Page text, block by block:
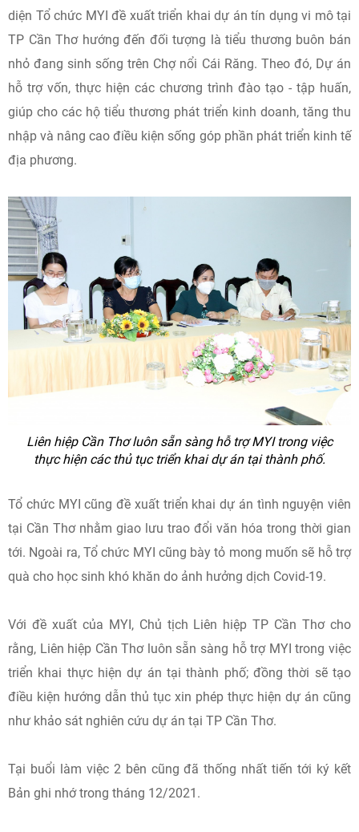
diện Tổ chức MYI đề xuất triển khai dự án tín dụng vi mô tại
TP Cần Thơ hướng đến đối tượng là tiểu thương buôn bán
nhỏ đang sinh sống trên Chợ nổi Cái Răng. Theo đó, Dự án
hỗ trợ vốn, thực hiện các chương trình đào tạo - tập huấn,
giúp cho các hộ tiểu thương phát triển kinh doanh, tăng thu
nhập và nâng cao điều kiện sống góp phần phát triển kinh tế
địa phương.
Liên hiệp Cần Thơ luôn sẵn sàng hỗ trợ MYI trong việc
thực hiện các thủ tục triển khai dự án tại thành phố.
Tổ chức MYI cũng đề xuất triển khai dự án tình nguyện viên
tại Cần Thơ nhằm giao lưu trao đổi văn hóa trong thời gian
tới. Ngoài ra, Tổ chức MYI cũng bày tỏ mong muốn sẽ hỗ trợ
quà cho học sinh khó khăn do ảnh hưởng dịch Covid-19.
Với đề xuất của MYI, Chủ tịch Liên hiệp TP Cần Thơ cho
rằng, Liên hiệp Cần Thơ luôn sẵn sàng hỗ trợ MYI trong việc
triển khai thực hiện dự án tại thành phố; đồng thời sẽ tạo
điều kiện hướng dẫn thủ tục xin phép thực hiện dự án cũng
như khảo sát nghiên cứu dự án tại TP Cần Thơ.
Tại buổi làm việc 2 bên cũng đã thống nhất tiến tới ký kết
Bản ghi nhớ trong tháng 12/2021.